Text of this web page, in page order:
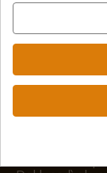
info@aceros-